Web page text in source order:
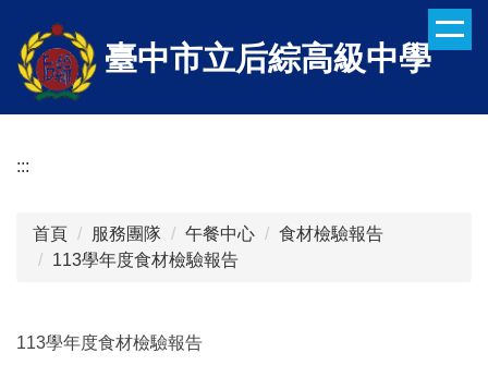
到
主
區
臺中市立后綜高級中學
:::
首頁 服務團隊 午餐中心
食材檢驗報告
113學年度食材檢驗報告
113學年度食材檢驗報告